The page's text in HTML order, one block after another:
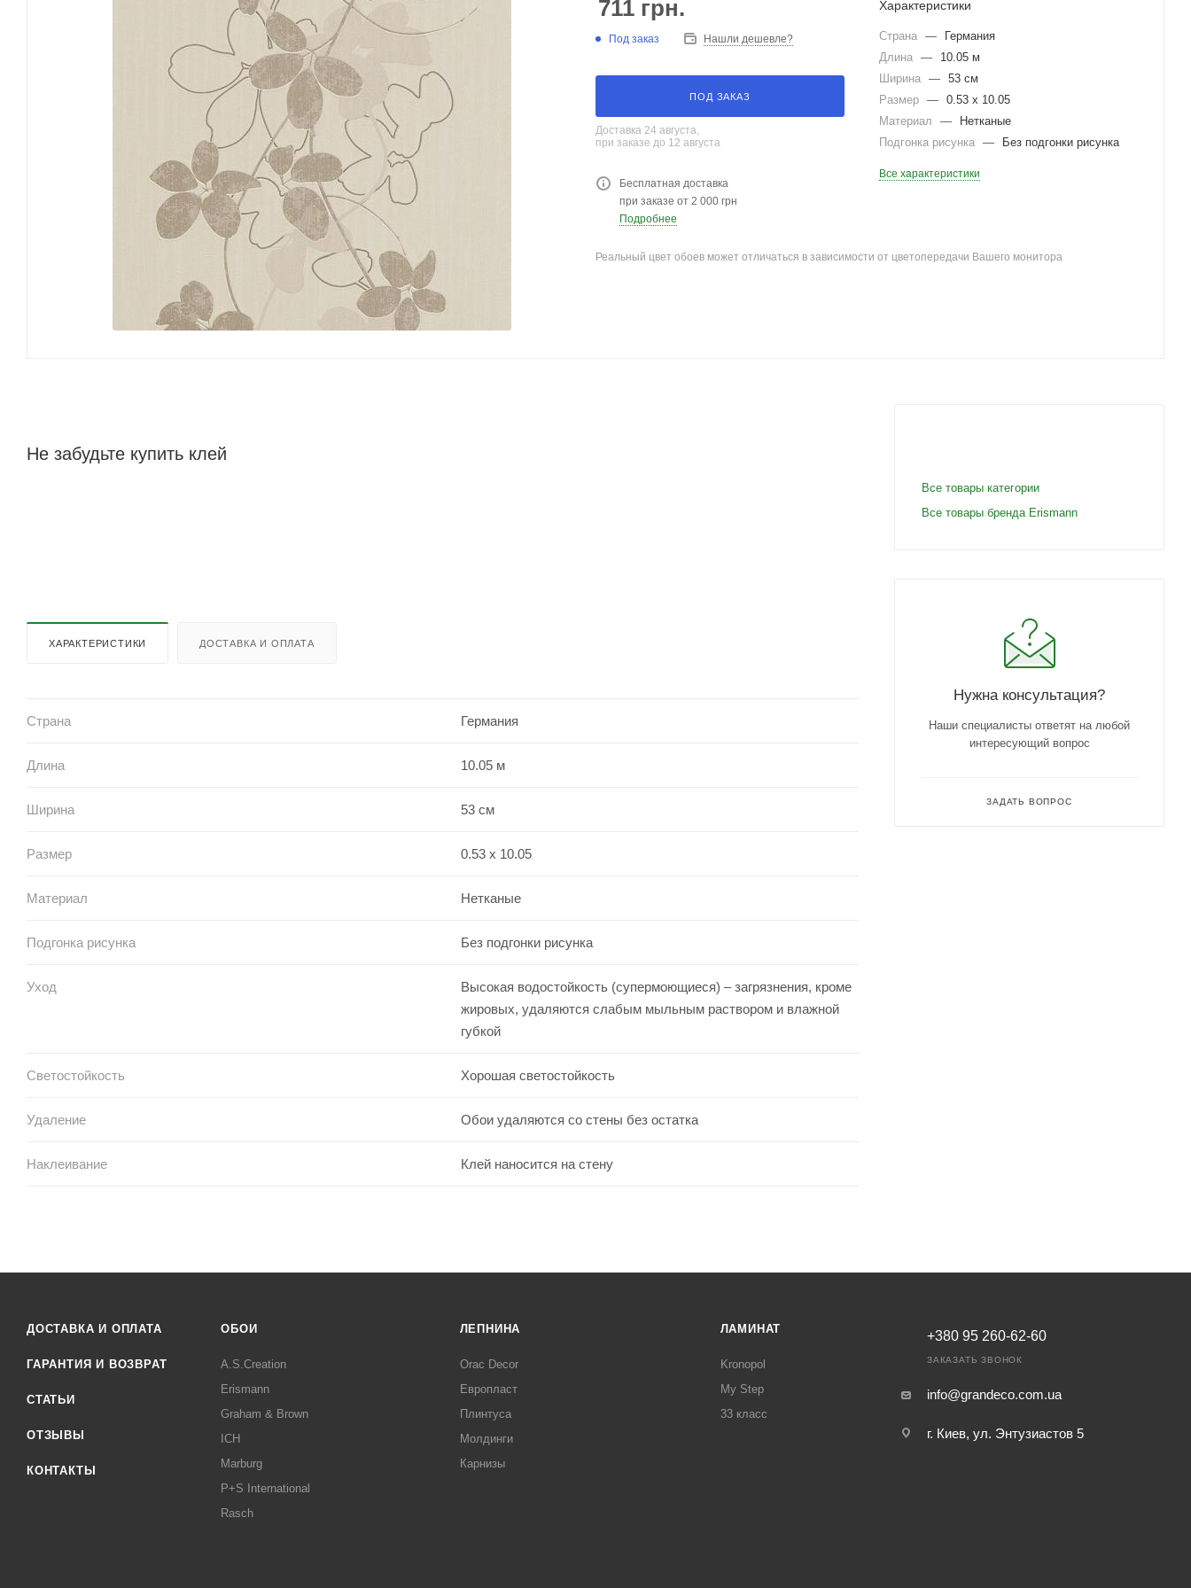
711 грн.
Под заказ Нашли дешевле?
ПОД ЗАКАЗ
Доставка 24 августа,
при заказе до 12 августа
Бесплатная доставка
при заказе от 2 000 грн
Подробнее
Характеристики
Страна —
Германия
Длина —
10.05 м
Ширина — 53 см
Размер — 0.53 x 10.05
Материал
—
Нетканые
Подгонка рисунка — Без подгонки рисунка
Все характеристики
Реальный цвет обоев может отличаться в зависимости от цветопередачи Вашего монитора
Не забудьте купить клей
ХАРАКТЕРИСТИКИ ДОСТАВКА И ОПЛАТА
Страна Германия
Длина 10.05 м
Ширина 53 см
Размер 0.53 x 10.05
Материал Нетканые
Подгонка рисунка Без подгонки рисунка
Уход
Высокая водостойкость (супермоющиеся) – загрязнения, кроме
жировых, удаляются слабым мыльным раствором и влажной
губкой
Светостойкость Хорошая светостойкость
Удаление Обои удаляются со стены без остатка
Наклеивание Клей наносится на стену
Все товары категории
Все товары бренда Erismann
Нужна консультация?
Наши специалисты ответят на любой
интересующий вопрос
ЗАДАТЬ ВОПРОС
ДОСТАВКА И ОПЛАТА
ГАРАНТИЯ И ВОЗВРАТ
СТАТЬИ
ОТЗЫВЫ
КОНТАКТЫ
ОБОИ
A.S.Creation
Erismann
Graham & Brown
ICH
Marburg
P+S International
Rasch
ЛЕПНИНА
Orac Decor
Европласт
Плинтуса
Молдинги
Карнизы
ЛАМИНАТ
Kronopol
My Step
33 класс
+380 95 260-62-60
ЗАКАЗАТЬ ЗВОНОК
info@grandeco.com.ua
г. Киев, ул. Энтузиастов 5